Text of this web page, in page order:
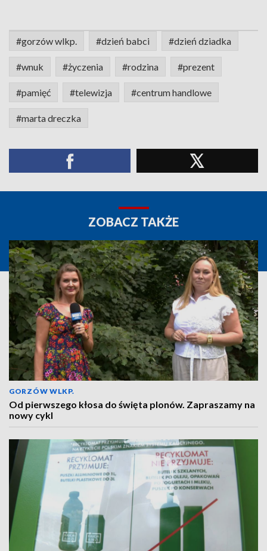
#gorzów wlkp. #dzień babci #dzień dziadka
#wnuk #życzenia #rodzina #prezent
#pamięć #telewizja #centrum handlowe
#marta dreczka
ZOBACZ TAKŻE
GORZÓW WLKP.
Od pierwszego kłosa do święta plonów. Zapraszamy na
nowy cykl